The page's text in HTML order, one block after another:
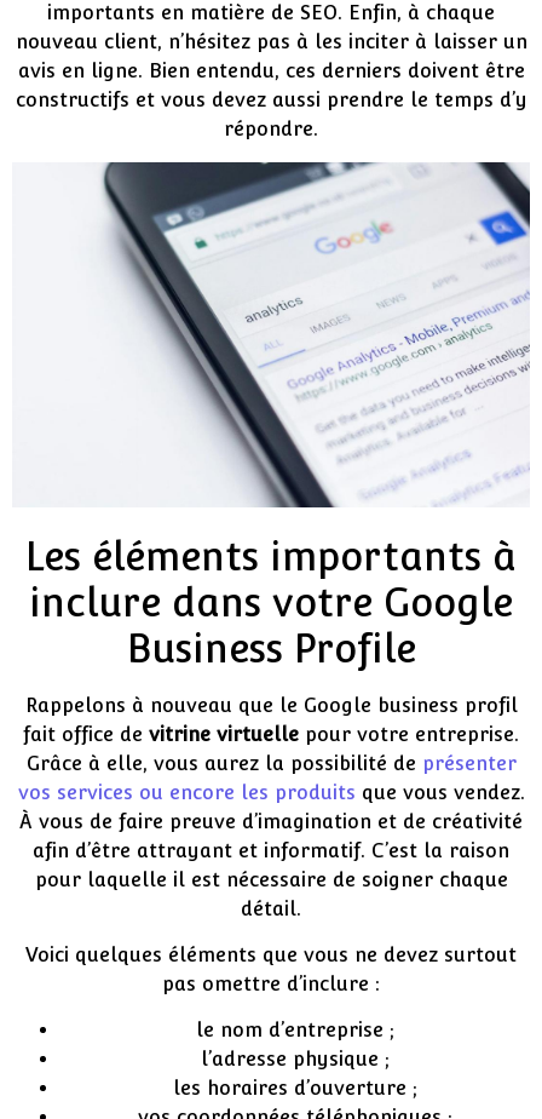
importants en matière de SEO. Enfin, à chaque
nouveau client, n’hésitez pas à les inciter à laisser un
avis en ligne. Bien entendu, ces derniers doivent être
constructifs et vous devez aussi prendre le temps d’y
répondre.
Les éléments importants à
inclure dans votre Google
Business Profile
Rappelons à nouveau que le Google business profil
fait office de vitrine virtuelle pour votre entreprise.
Grâce à elle, vous aurez la possibilité de présenter
vos services ou encore les produits que vous vendez.
À vous de faire preuve d’imagination et de créativité
afin d’être attrayant et informatif. C’est la raison
pour laquelle il est nécessaire de soigner chaque
détail.
Voici quelques éléments que vous ne devez surtout
pas omettre d’inclure :
le nom d’entreprise ;
l’adresse physique ;
les horaires d’ouverture ;